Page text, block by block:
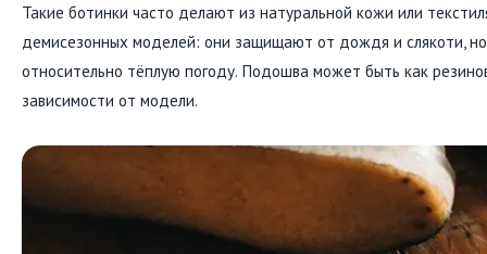
Такие ботинки часто делают из натуральной кожи или
демисезонных моделей: они защищают от дождя и слякоти,
относительно тёплую погоду. Подошва может быть как
зависимости от модели.